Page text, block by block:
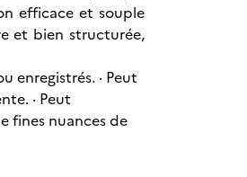
efficace et souple
et bien structurée,
enregistrés. · Peut
· Peut
fines nuances de